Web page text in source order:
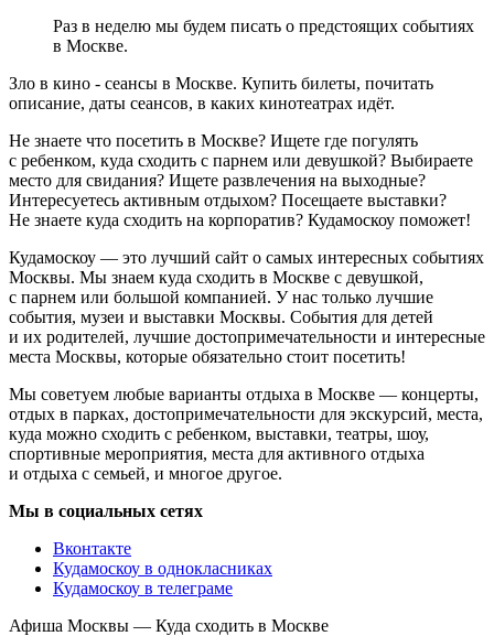
Раз в неделю мы будем писать о предстоящих событиях
в Москве.
Зло в кино - сеансы в Москве. Купить билеты, почитать
описание, даты сеансов, в каких кинотеатрах идёт.
Не знаете что посетить в Москве? Ищете где погулять
с ребенком, куда сходить с парнем или девушкой? Выбираете
место для свидания? Ищете развлечения на выходные?
Интересуетесь активным отдыхом? Посещаете выставки?
Не знаете куда сходить на корпоратив? Кудамоскоу поможет!
Кудамоскоу — это лучший сайт о самых интересных событиях
Москвы. Мы знаем куда сходить в Москве с девушкой,
с парнем или большой компанией. У нас только лучшие
события, музеи и выставки Москвы. События для детей
и их родителей, лучшие достопримечательности и интересные
места Москвы, которые обязательно стоит посетить!
Мы советуем любые варианты отдыха в Москве — концерты,
отдых в парках, достопримечательности для экскурсий, места,
куда можно сходить с ребенком, выставки, театры, шоу,
спортивные мероприятия, места для активного отдыха
и отдыха с семьей, и многое другое.
Мы в социальных сетях
Вконтакте
Кудамоскоу в однокласниках
Кудамоскоу в телеграме
Афиша Москвы — Куда сходить в Москве